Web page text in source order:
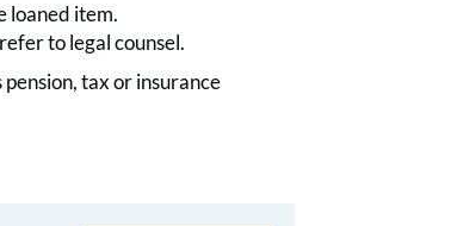
loaned item.
to legal counsel.
tax or insurance